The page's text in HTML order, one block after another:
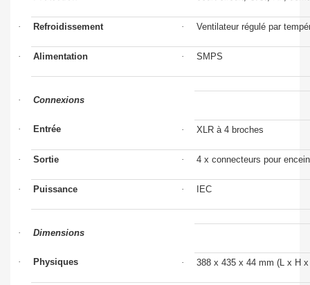
· Refroidissement · Ventilateur régulé par
· Alimentation · SMPS
· Connexions
· Entrée · XLR à 4 broches
· Sortie · 4 x connecteurs pour
· Puissance · IEC
· Dimensions
· Physiques · 388 x 435 x 44 mm (L x H